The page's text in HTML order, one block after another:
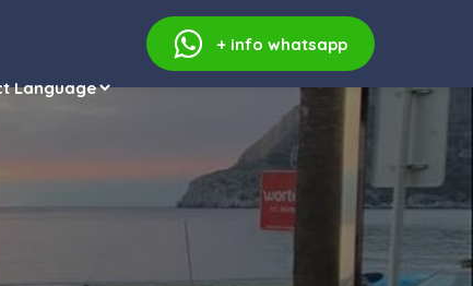
+ info whatsapp